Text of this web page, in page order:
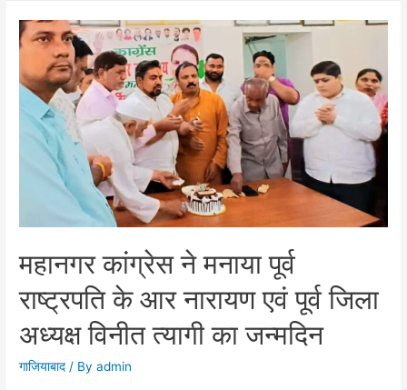
गाजियाबाद
साउथएंड
का
चार्टर
समारोह
महानगर कांग्रेस ने मनाया पूर्व
राष्ट्रपति के आर नारायण एवं पूर्व जिला
अध्यक्ष विनीत त्यागी का जन्मदिन
गाजियाबाद / Byadmin